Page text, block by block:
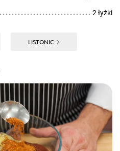
2 łyżki
LISTONIC